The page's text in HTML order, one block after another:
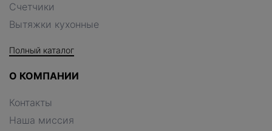
Счетчики
Вытяжки кухонные
Полный каталог
О КОМПАНИИ
Контакты
Наша миссия